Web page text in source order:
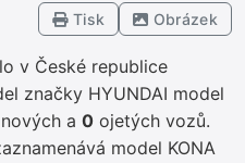
Tisk Obrázek
v České republice
značky HYUNDAI model
nových a 0 ojetých vozů.
model KONA